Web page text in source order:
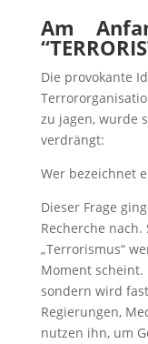
Am
Die provokante
zu jagen, wurde
verdrängt:
Wer bezeichnet
Dieser Frage
Recherche
„Terrorismus“
Moment
sondern wird
Regierungen,
nutzen ihn, um